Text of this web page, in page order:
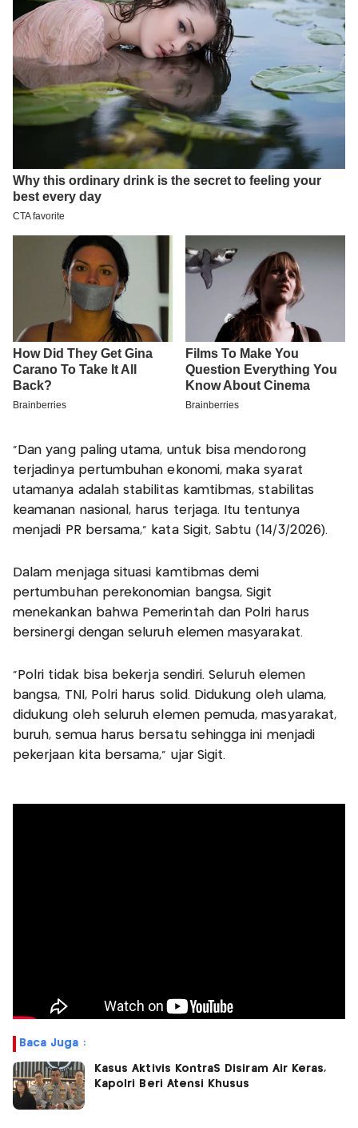
"Dan yang paling utama, untuk bisa mendorong
terjadinya pertumbuhan ekonomi, maka syarat
utamanya adalah stabilitas kamtibmas, stabilitas
keamanan nasional, harus terjaga. Itu tentunya
menjadi PR bersama," kata Sigit, Sabtu (14/3/2026).
Dalam menjaga situasi kamtibmas demi
pertumbuhan perekonomian bangsa, Sigit
menekankan bahwa Pemerintah dan Polri harus
bersinergi dengan seluruh elemen masyarakat.
"Polri tidak bisa bekerja sendiri. Seluruh elemen
bangsa, TNI, Polri harus solid. Didukung oleh ulama,
didukung oleh seluruh elemen pemuda, masyarakat,
buruh, semua harus bersatu sehingga ini menjadi
pekerjaan kita bersama," ujar Sigit.
Baca Juga :
Kasus Aktivis KontraS Disiram Air Keras,
Kapolri Beri Atensi Khusus